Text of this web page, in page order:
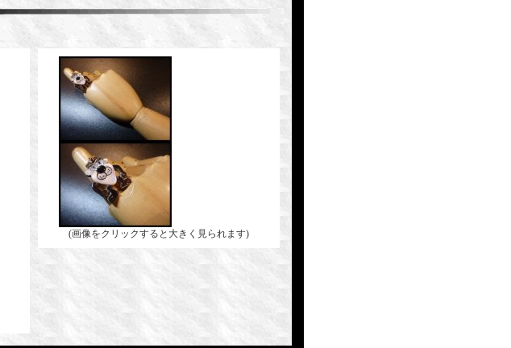
(画像をクリックすると大きく見られます)